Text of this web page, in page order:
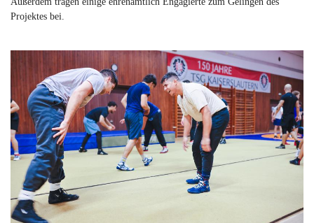
Projektes bei.